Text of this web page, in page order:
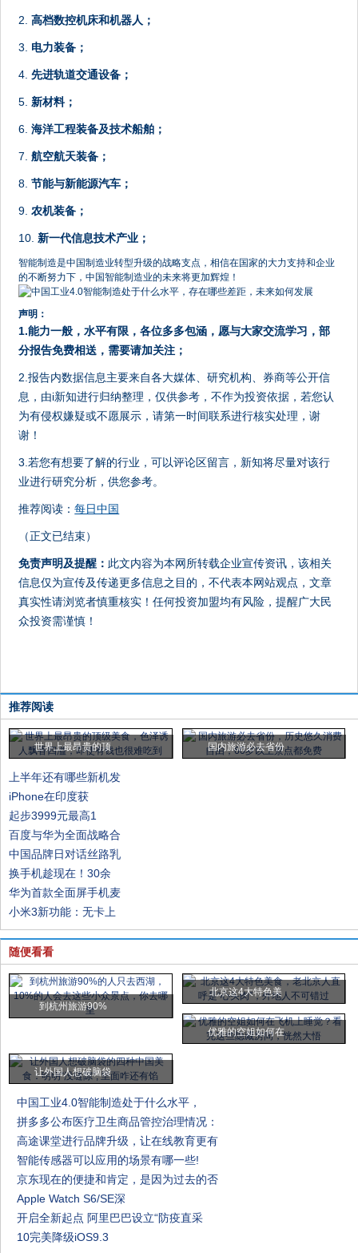
2.高档数控机床和机器人；
3. 电力装备；
4.先进轨道交通设备；
5. 新材料；
6.海洋工程装备及技术船舶；
7.航空航天装备；
8.节能与新能源汽车；
9.农机装备；
10. 新一代信息技术产业；
智能制造是中国制造业转型升级的战略支点，相信在国家的大力支持和企业
的不断努力下，中国智能制造业的未来将更加辉煌！
声明：
1.能力一般，水平有限，各位多多包涵，愿与大家交流学习，部
分报告免费相送，需要请加关注；
2.报告内数据信息主要来自各大媒体、研究机构、券商等公开信
息，由i新知进行归纳整理，仅供参考，不作为投资依据，若您认
为有侵权嫌疑或不愿展示，请第一时间联系进行核实处理，谢
谢！
3.若您有想要了解的行业，可以评论区留言，新知将尽量对该行
业进行研究分析，供您参考。
推荐阅读：每日中国
（正文已结束）
免责声明及提醒： 此文内容为本网所转载企业宣传资讯，该相关
信息仅为宣传及传递更多信息之目的，不代表本网站观点，文章
真实性请浏览者慎重核实！任何投资加盟均有风险，提醒广大民
众投资需谨慎！
推荐阅读
世界上最昂贵的顶 国内旅游必去省份
上半年还有哪些新机发
iPhone在印度获
起步3999元最高1
百度与华为全面战略合
中国品牌日对话丝路乳
换手机趁现在！30余
华为首款全面屏手机麦
小米3新功能：无卡上
随便看看
到杭州旅游90%
北京这4大特色美
优雅的空姐如何在
让外国人想破脑袋
中国工业4.0智能制造处于什么水平，
拼多多公布医疗卫生商品管控治理情况：
高途课堂进行品牌升级，让在线教育更有
智能传感器可以应用的场景有哪一些!
京东现在的便捷和肯定，是因为过去的否
Apple Watch S6/SE深
开启全新起点 阿里巴巴设立“防疫直采
10完美降级iOS9.3